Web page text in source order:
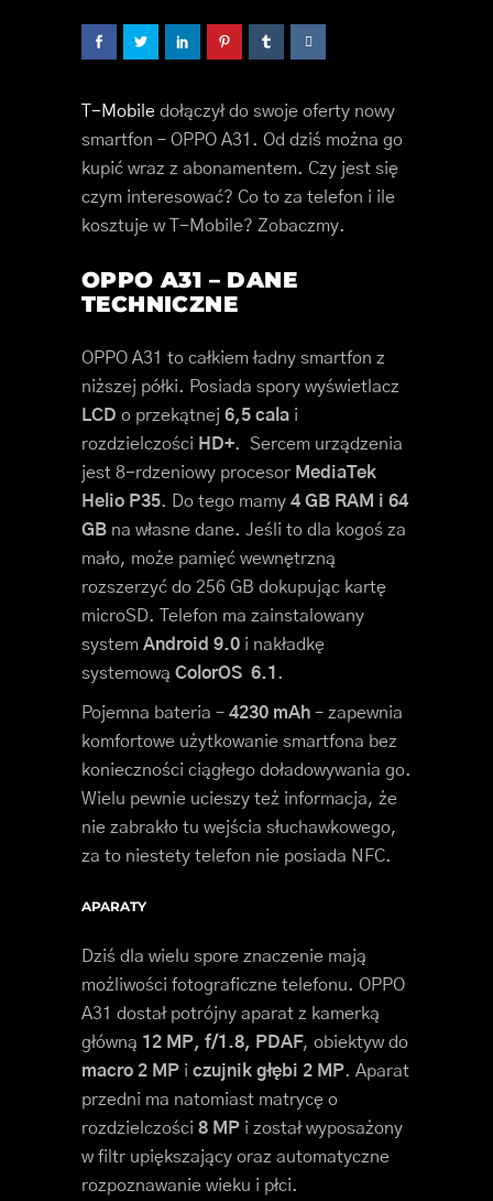
T-Mobile dołączył do swoje oferty nowy
smartfon – OPPO A31. Od dziś można go
kupić wraz z abonamentem. Czy jest się
czym interesować? Co to za telefon i ile
kosztuje w T-Mobile? Zobaczmy.
OPPO A31 – DANE
TECHNICZNE
OPPO A31 to całkiem ładny smartfon z
niższej półki. Posiada spory wyświetlacz
LCD o przekątnej 6,5 cala i
rozdzielczości HD+. Sercem urządzenia
jest 8-rdzeniowy procesor MediaTek
Helio P35. Do tego mamy 4 GB RAM i 64
GB na własne dane. Jeśli to dla kogoś za
mało, może pamięć wewnętrzną
rozszerzyć do 256 GB dokupując kartę
microSD. Telefon ma zainstalowany
system Android 9.0 i nakładkę
systemową ColorOS 6.1 .
Pojemna bateria – 4230 mAh – zapewnia
komfortowe użytkowanie smartfona bez
konieczności ciągłego doładowywania go.
Wielu pewnie ucieszy też informacja, że
nie zabrakło tu wejścia słuchawkowego,
za to niestety telefon nie posiada NFC.
APARATY
Dziś dla wielu spore znaczenie mają
możliwości fotograficzne telefonu. OPPO
A31 dostał potrójny aparat z kamerką
główną 12 MP, f/1.8, PDAF, obiektyw do
macro 2 MP i czujnik głębi 2 MP. Aparat
przedni ma natomiast matrycę o
rozdzielczości 8 MP i został wyposażony
w filtr upiększający oraz automatyczne
rozpoznawanie wieku i płci.